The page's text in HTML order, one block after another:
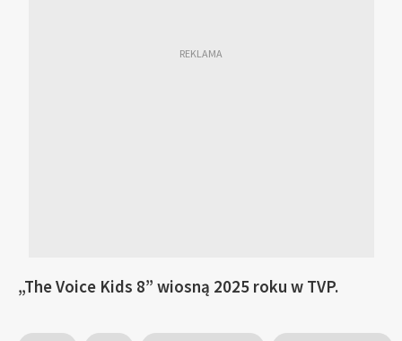
„The Voice Kids 8” wiosną 2025 roku w TVP.